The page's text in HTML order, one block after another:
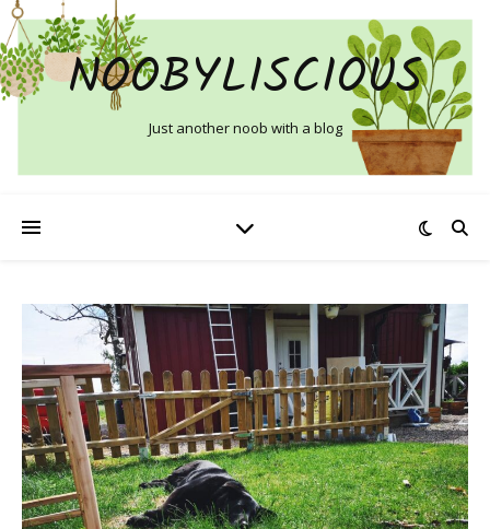
NOOBYLISCIOUS
Just another noob with a blog